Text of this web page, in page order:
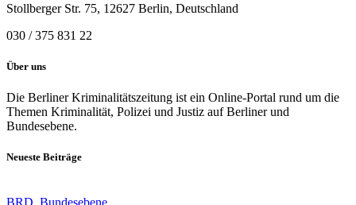
Stollberger Str. 75, 12627 Berlin, Deutschland
030 / 375 831 22
Über uns
Die Berliner Kriminalitätszeitung ist ein Online-Portal rund um die
Themen Kriminalität, Polizei und Justiz auf Berliner und
Bundesebene.
Neueste Beiträge